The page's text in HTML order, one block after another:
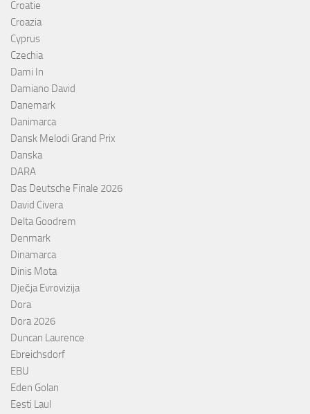
Croatie
Croazia
Cyprus
Czechia
Dami In
Damiano David
Danemark
Danimarca
Dansk Melodi Grand Prix
Danska
DARA
Das Deutsche Finale 2026
David Civera
Delta Goodrem
Denmark
Dinamarca
Dinis Mota
Dječja Evrovizija
Dora
Dora 2026
Duncan Laurence
Ebreichsdorf
EBU
Eden Golan
Eesti Laul